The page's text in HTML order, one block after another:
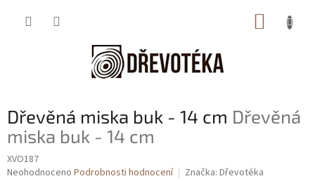
Dřevěná miska buk - 14 cm Dřevěná
miska buk - 14 cm
XVO187
Průměrné
Neohodnoceno Podrobnosti hodnocení Značka: Dřevotéka